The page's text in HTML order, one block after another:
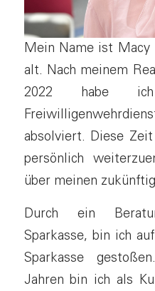
Mein Name ist Macy
alt. Nach meinem
2022 habe
absolviert. Diese
persönlich
über meinen
Durch ein
Sparkasse, bin ich
Sparkasse
Jahren bin ich als